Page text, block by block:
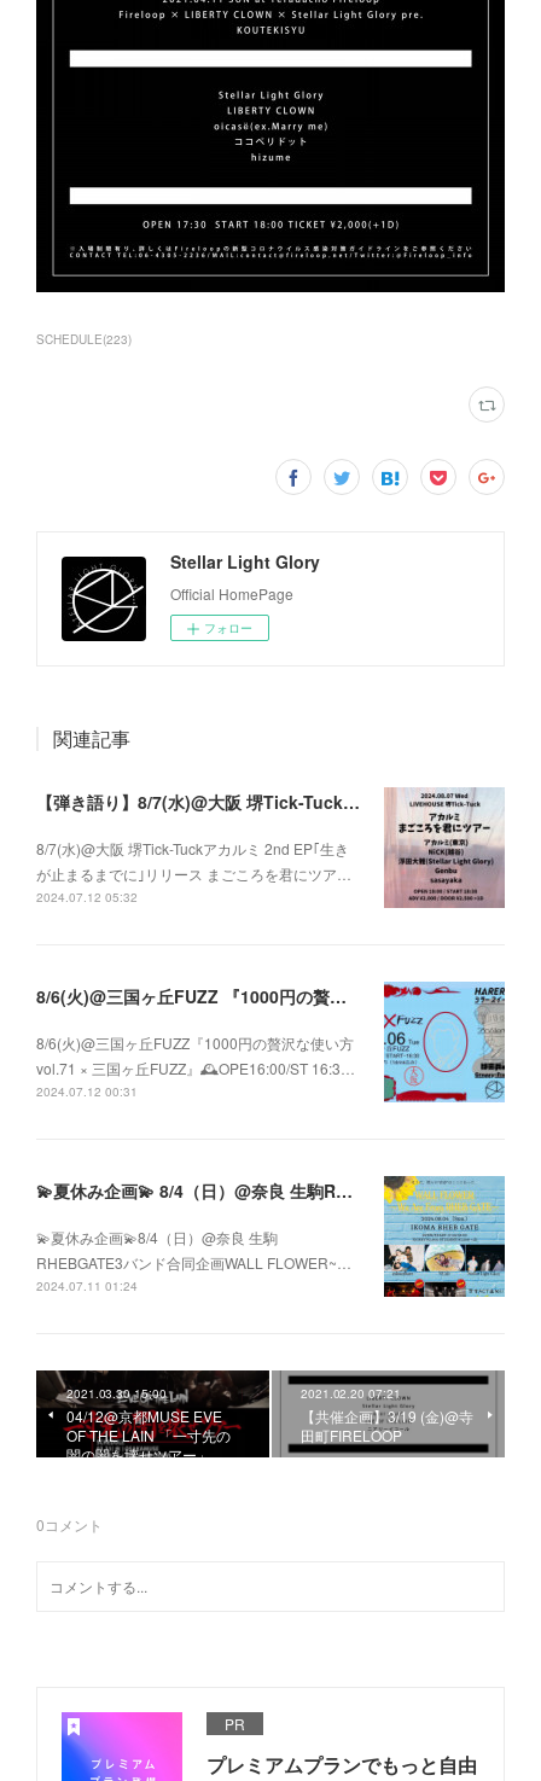
SCHEDULE(223)
Stellar Light Glory
Official HomePage
フォロー
関連記事
【弾き語り】8/7(水)@大阪 堺Tick-Tuck アカルミ 2nd EP｢生きが止まるまでに｣ リリース まごころを君にツアー
8/7(水)@大阪 堺Tick-Tuckアカルミ 2nd EP｢生き
が止まるまでに｣リリース まごころを君にツア…
2024.07.12 05:32
8/6(火)@三国ヶ丘FUZZ 『1000円の贅沢な使い方 vol.71 × 三国ヶ丘FUZZ』
8/6(火)@三国ヶ丘FUZZ『1000円の贅沢な使い方
vol.71 × 三国ヶ丘FUZZ』🕰️OPE16:00/ST 16:3…
2024.07.12 00:31
💫夏休み企画💫 8/4（日）@奈良 生駒RHEBGATE 3バンド合同企画 WALL FLOWER ~We Are From RHEB GATE~
💫夏休み企画💫8/4（日）@奈良 生駒
RHEBGATE3バンド合同企画WALL FLOWER~…
2024.07.11 01:24
2021.03.30 15:00
04/12@京都MUSE EVE
OF THE LAIN 「一寸先の
闇の闇を壊せツアー」
2021.02.20 07:21
【共催企画】3/19 (金)@寺
田町FIRELOOP
0コメント
PR
プレミアムプランでもっと自由